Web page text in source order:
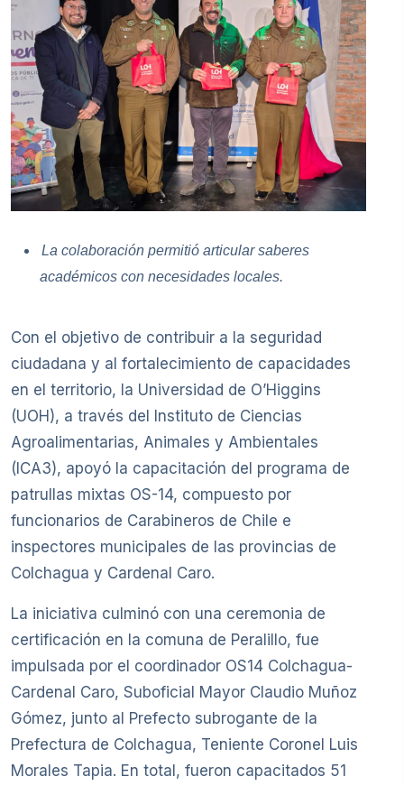
La colaboración permitió articular saberes
académicos con necesidades locales.
Con el objetivo de contribuir a la seguridad
ciudadana y al fortalecimiento de capacidades
en el territorio, la Universidad de O’Higgins
(UOH), a través del Instituto de Ciencias
Agroalimentarias, Animales y Ambientales
(ICA3), apoyó la capacitación del programa de
patrullas mixtas OS-14, compuesto por
funcionarios de Carabineros de Chile e
inspectores municipales de las provincias de
Colchagua y Cardenal Caro.
La iniciativa culminó con una ceremonia de
certificación en la comuna de Peralillo, fue
impulsada por el coordinador OS14 Colchagua-
Cardenal Caro, Suboficial Mayor Claudio Muñoz
Gómez, junto al Prefecto subrogante de la
Prefectura de Colchagua, Teniente Coronel Luis
Morales Tapia. En total, fueron capacitados 51